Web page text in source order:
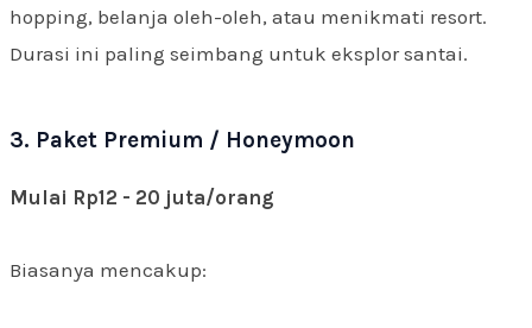
hopping, belanja oleh-oleh, atau menikmati resort.
Durasi ini paling seimbang untuk eksplor santai.
3. Paket Premium / Honeymoon
Mulai Rp12 - 20 juta/orang
Biasanya mencakup: